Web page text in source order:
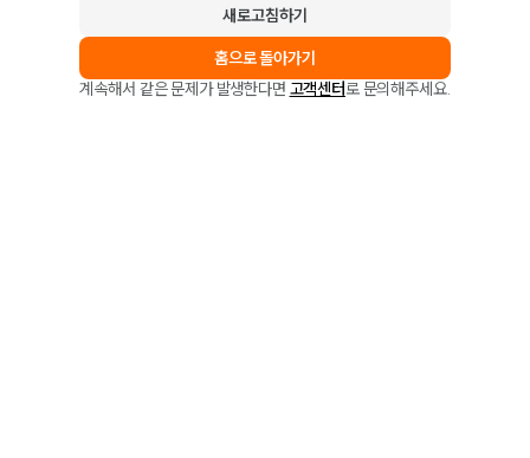
새로고침하기
홈으로 돌아가기
계속해서 같은 문제가 발생한다면 고객센터로 문의해주세요.